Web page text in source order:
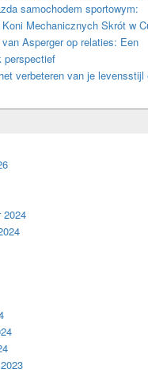
samochodem sportowym:
Mechanicznych Skrót w
Asperger op relaties: Een
perspectief
verbeteren van je levensstijl
2024